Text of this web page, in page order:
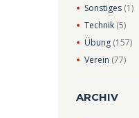
Sonstiges (1)
Technik (5)
Übung (157)
Verein (77)
ARCHIV